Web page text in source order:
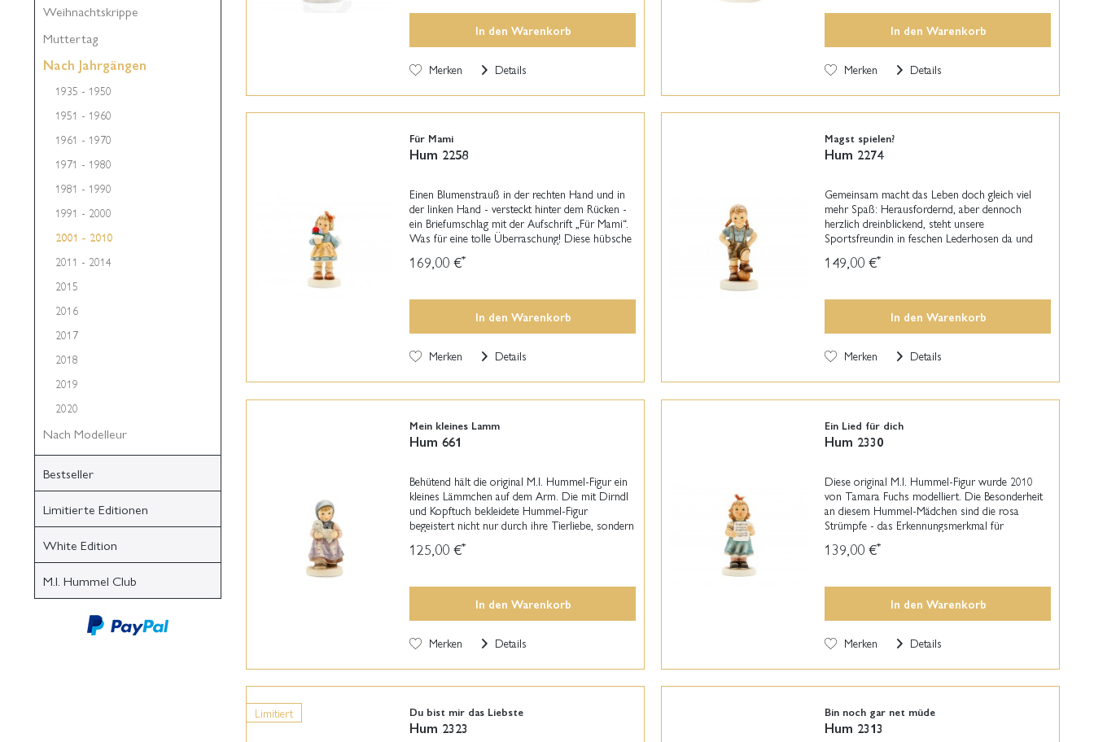
Weihnachtskrippe
Muttertag
Nach Jahrgängen
1935 - 1950
1951 - 1960
1961 - 1970
1971 - 1980
1981 - 1990
1991 - 2000
2001 - 2010
2011 - 2014
2015
2016
2017
2018
2019
2020
Nach Modelleur
Bestseller
Limitierte Editionen
White Edition
M.I. Hummel Club
In den Warenkorb
Merken Details
In den Warenkorb
Merken Details
Für Mami
Hum 2258
Einen Blumenstrauß in der rechten Hand und in
der linken Hand - versteckt hinter dem Rücken -
ein Briefumschlag mit der Aufschrift „Für Mami“.
Was für eine tolle Überraschung! Diese hübsche
M.I. Hummel-Figur wurde von Anette Barth und...
169,00 €*
In den Warenkorb
Merken Details
Magst spielen?
Hum 2274
Gemeinsam macht das Leben doch gleich viel
mehr Spaß: Herausfordernd, aber dennoch
herzlich dreinblickend, steht unsere
Sportsfreundin in feschen Lederhosen da und
stützt einen Fuß auf einem Ball ab – ganz so, als
würde das Spiel gleich...
149,00 €*
In den Warenkorb
Merken Details
Mein kleines Lamm
Hum 661
Behütend hält die original M.I. Hummel-Figur ein
kleines Lämmchen auf dem Arm. Die mit Dirndl
und Kopftuch bekleidete Hummel-Figur
begeistert nicht nur durch ihre Tierliebe, sondern
und...
125,00 €*
In den Warenkorb
Merken Details
Ein Lied für dich
Hum 2330
Diese original M.I. Hummel-Figur wurde 2010
von Tamara Fuchs modelliert. Die Besonderheit
an diesem Hummel-Mädchen sind die rosa
Strümpfe - das Erkennungsmerkmal für
schenken". Der Erlös der...
139,00 €*
In den Warenkorb
Merken Details
Limitiert Du bist mir das Liebste
Hum 2323
Bin noch gar net müde
Hum 2313